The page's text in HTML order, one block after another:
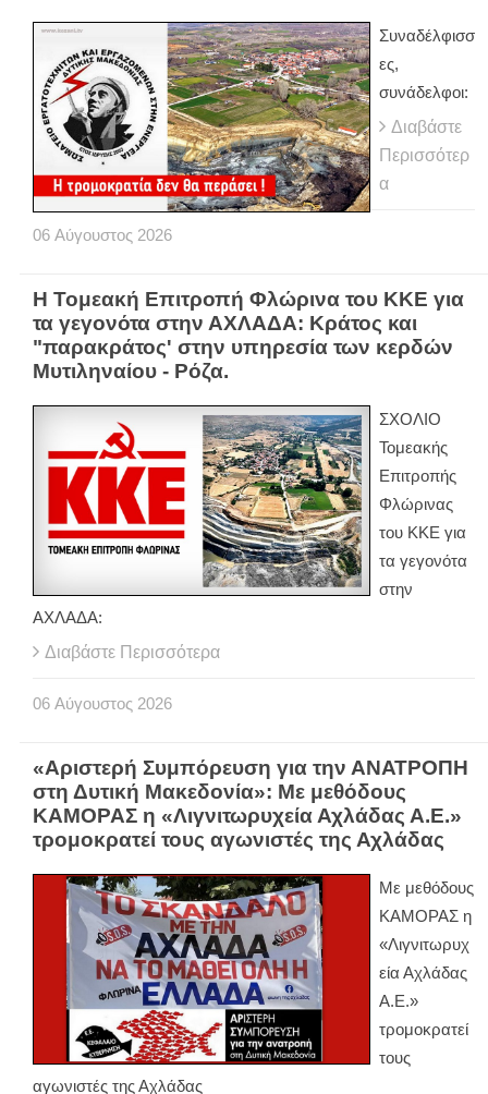
Συναδέλφισσ
ες,
συνάδελφοι:
Διαβάστε
Περισσότερ
α
06 Αύγουστος 2026
Η Τομεακή Επιτροπή Φλώρινα του ΚΚΕ για
τα γεγονότα στην ΑΧΛΑΔΑ: Κράτος και
"παρακράτος' στην υπηρεσία των κερδών
Μυτιληναίου - Ρόζα.
ΣΧΟΛΙΟ
Τομεακής
Επιτροπής
Φλώρινας
του ΚΚΕ για
τα γεγονότα
στην
ΑΧΛΑΔΑ:
Διαβάστε Περισσότερα
06 Αύγουστος 2026
«Αριστερή Συμπόρευση για την ΑΝΑΤΡΟΠΗ
στη Δυτική Μακεδονία»: Με μεθόδους
ΚΑΜΟΡΑΣ η «Λιγνιτωρυχεία Αχλάδας Α.Ε.»
τρομοκρατεί τους αγωνιστές της Αχλάδας
Με μεθόδους
ΚΑΜΟΡΑΣ η
«Λιγνιτωρυχ
εία Αχλάδας
Α.Ε.»
τρομοκρατεί
τους
αγωνιστές της Αχλάδας